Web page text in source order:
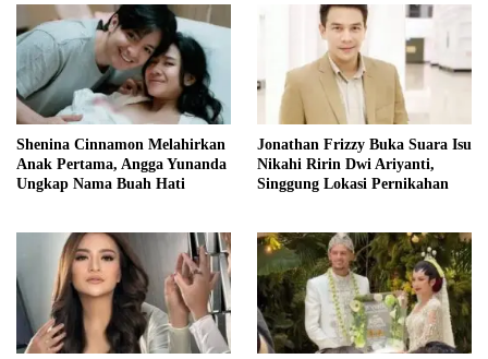
Shenina Cinnamon Melahirkan
Anak Pertama, Angga Yunanda
Ungkap Nama Buah Hati
Jonathan Frizzy Buka Suara Isu
Nikahi Ririn Dwi Ariyanti,
Singgung Lokasi Pernikahan